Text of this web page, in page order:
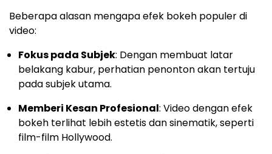
Beberapa alasan mengapa efek bokeh populer di
video:
Fokus pada Subjek: Dengan membuat latar
belakang kabur, perhatian penonton akan tertuju
pada subjek utama.
Memberi Kesan Profesional: Video dengan efek
bokeh terlihat lebih estetis dan sinematik, seperti
film-film Hollywood.